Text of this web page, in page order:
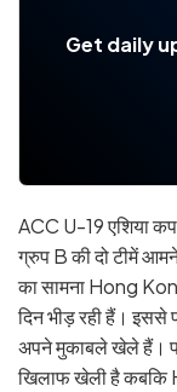
Get daily
ACC U-19 एशिया
ग्रुप B की दो टीमें
का सामना Hong
दिन भीड़ रही हैं। इससे
अपने मुकाबले खेले हैं।
खिलाफ खेली है कबकि